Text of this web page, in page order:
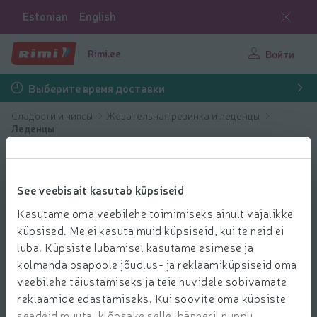
See veebisait kasutab küpsiseid
Kasutame oma veebilehe toimimiseks ainult vajalikke
küpsised. Me ei kasuta muid küpsiseid, kui te neid ei
luba. Küpsiste lubamisel kasutame esimese ja
kolmanda osapoole jõudlus- ja reklaamiküpsiseid oma
veebilehe täiustamiseks ja teie huvidele sobivamate
reklaamide edastamiseks. Kui soovite oma küpsiste
Estonian English
Rimi.ee Войти
Выберите время доставки
Сладости и чипсы
Жевательная резинка и леденцы
Леденцы